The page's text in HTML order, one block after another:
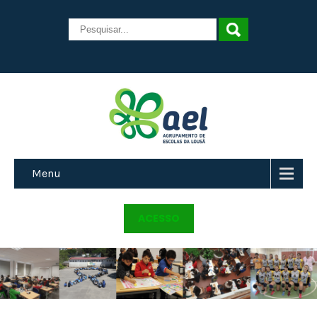
Menu
ACESSO